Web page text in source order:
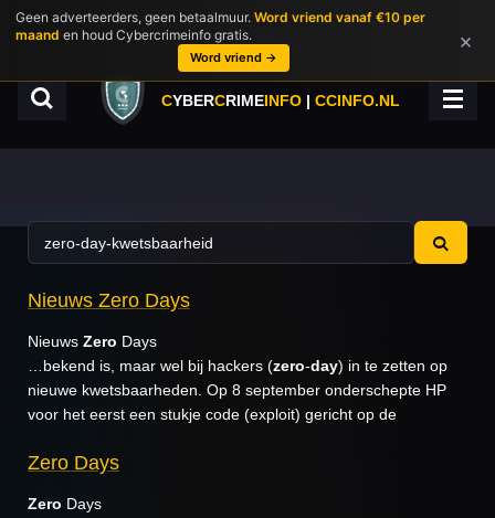
Geen adverteerders, geen betaalmuur. Word vriend vanaf €10 per
maand en houd Cybercrimeinfo gratis.
Word vriend →
×
Ga
direct
hoofdinhoud
CYBERCRIMEINFO | CCINFO.NL
Nieuws Zero Days
Nieuws Zero Days
…bekend is, maar wel bij hackers (zero-day) in te zetten op
nieuwe kwetsbaarheden. Op 8 september onderschepte HP
voor het eerst een stukje code (exploit) gericht op de
Zero Days
Zero Days